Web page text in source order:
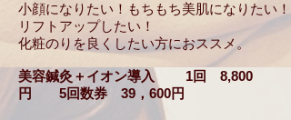
小顔になりたい！もちもち美肌になりたい！
リフトアップしたい！
化粧のりを良くしたい方におススメ。
美容鍼灸＋イオン導入 1回 8,800
円 5回数券 39，600円